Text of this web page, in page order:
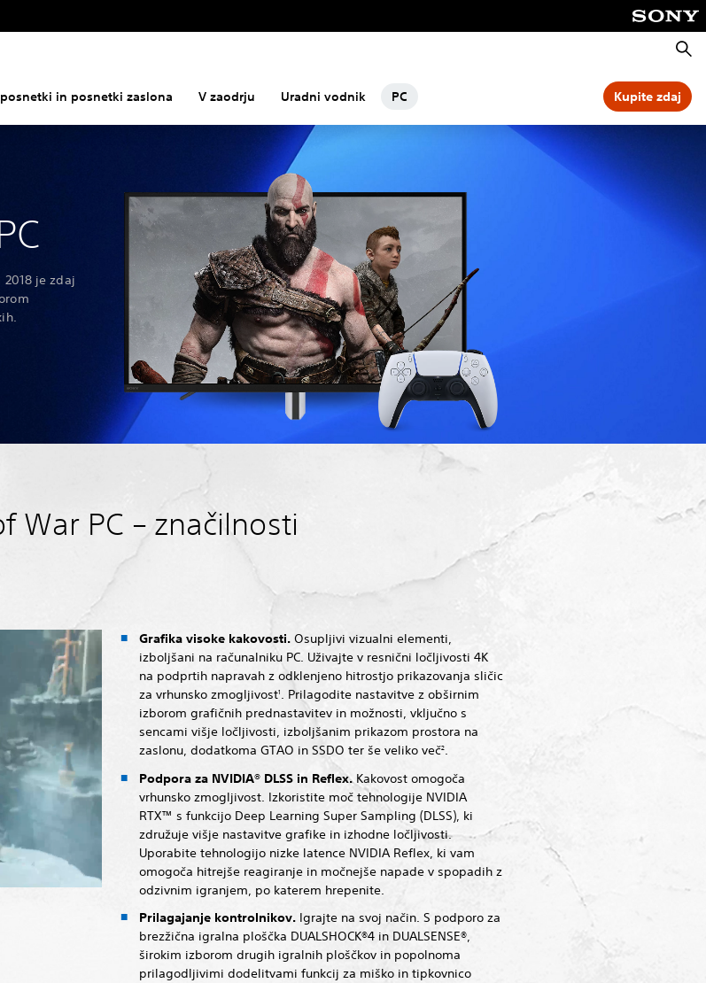
Išči
in posnetki zaslona V zaodrju Uradni vodnik PC Kupite zdaj
je zdaj
War PC – značilnosti
Grafika visoke kakovosti. Osupljivi vizualni elementi,
izboljšani na računalniku PC. Uživajte v resnični ločljivosti 4K
na podprtih napravah z odklenjeno hitrostjo prikazovanja sličic
za vrhunsko zmogljivost1 . Prilagodite nastavitve z obširnim
izborom grafičnih prednastavitev in možnosti, vključno s
sencami višje ločljivosti, izboljšanim prikazom prostora na
zaslonu, dodatkoma GTAO in SSDO ter še veliko več2.
Podpora za NVIDIA® DLSS in Reflex.Kakovost omogoča
vrhunsko zmogljivost. Izkoristite moč tehnologije NVIDIA
RTX™ s funkcijo Deep Learning Super Sampling (DLSS), ki
združuje višje nastavitve grafike in izhodne ločljivosti.
Uporabite tehnologijo nizke latence NVIDIA Reflex, ki vam
omogoča hitrejše reagiranje in močnejše napade v spopadih z
odzivnim igranjem, po katerem hrepenite.
Prilagajanje kontrolnikov. Igrajte na svoj način. S podporo za
brezžična igralna ploščka DUALSHOCK®4 in DUALSENSE®,
širokim izborom drugih igralnih ploščkov in popolnoma
prilagodljivimi dodelitvami funkcij za miško in tipkovnico